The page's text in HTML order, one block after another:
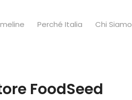
Perché Italia Chi Siamo
FoodSeed